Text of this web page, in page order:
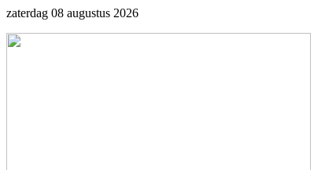
zaterdag 08 augustus 2026